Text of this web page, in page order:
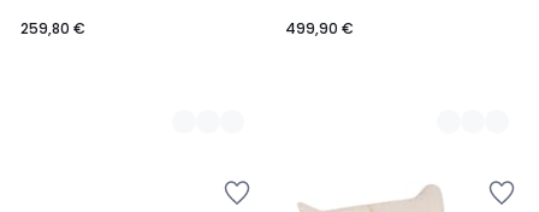
259,80 €
499,90 €